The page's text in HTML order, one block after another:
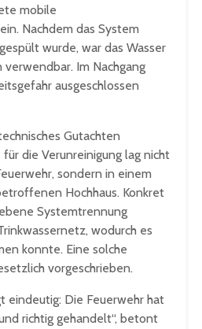
mobile
Nachdem das System
wurde, war das Wasser
verwendbar. Im Nachgang
ausgeschlossen
Gutachten
die Verunreinigung lag nicht
sondern in einem
Hochhaus. Konkret
Systemtrennung
wodurch es
konnte. Eine solche
vorgeschrieben.
eindeutig: Die Feuerwehr hat
richtig gehandelt“, betont